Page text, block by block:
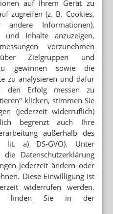
auf Ihrem Gerät zu
zugreifen (z. B. Cookies,
andere Informationen),
und Inhalte anzuzeigen,
vorzunehmen
Zielgruppen und
gewinnen sowie die
zu analysieren und dafür
den Erfolg messen zu
klicken, stimmen Sie
(jederzeit widerruflich)
begrenzt auch Ihre
außerhalb des
a) DS-GVO). Unter
Datenschutzerklärung
jederzeit ändern oder
Diese Einwilligung ist
widerrufen werden.
finden Sie in der
Impflinge
als Risiko
ermittelt weiter
ANGEHÖRIGE
Programm im Herbst